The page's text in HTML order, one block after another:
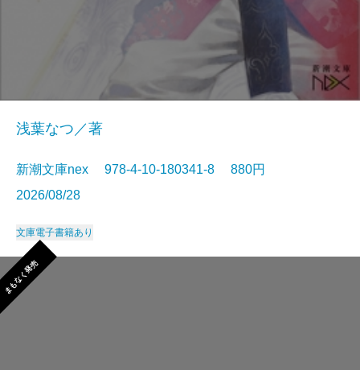
浅葉なつ／著
新潮文庫nex 978-4-10-180341-8 880円
2026/08/28
文庫電子書籍あり
まもなく発売